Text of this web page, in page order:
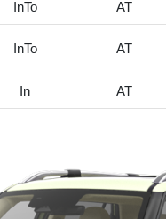
InTo AT
InTo AT
In AT